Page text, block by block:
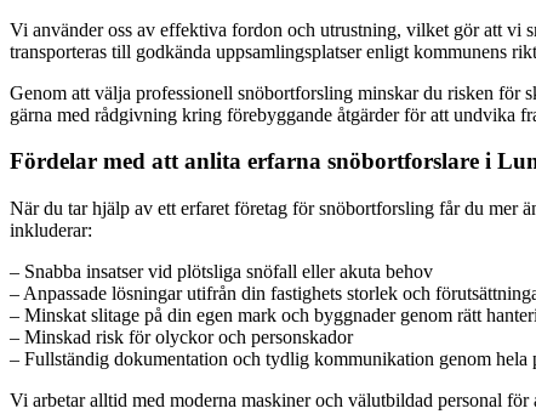
Vi använder oss av effektiva fordon och utrustning, vilket gör att vi
transporteras till godkända uppsamlingsplatser enligt kommunens
Genom att välja professionell snöbortforsling minskar du risken för
gärna med rådgivning kring förebyggande åtgärder för att undvika
Fördelar med att anlita erfarna snöbortforslare i
När du tar hjälp av ett erfaret företag för snöbortforsling får du mer
inkluderar:
– Snabba insatser vid plötsliga snöfall eller akuta behov
– Anpassade lösningar utifrån din fastighets storlek och
– Minskat slitage på din egen mark och byggnader genom rätt
– Minskad risk för olyckor och personskador
– Fullständig dokumentation och tydlig kommunikation genom hela
Vi arbetar alltid med moderna maskiner och välutbildad personal för